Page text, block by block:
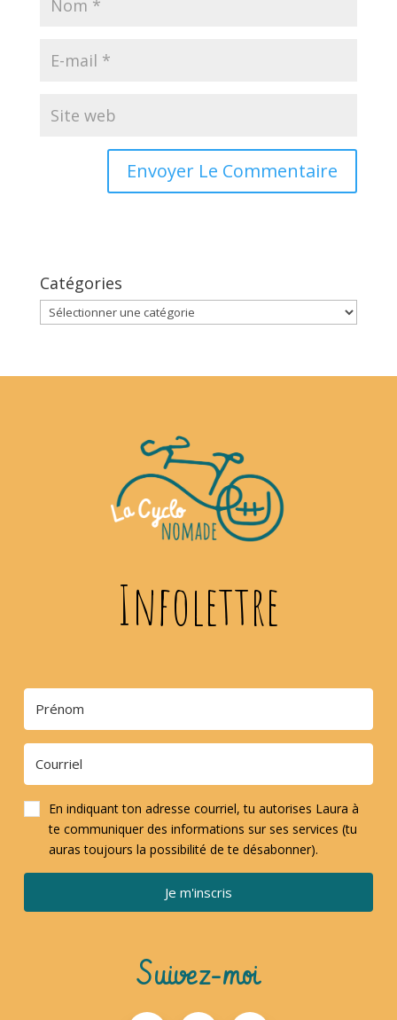
Catégories
Catégories
Infolettre
En indiquant ton adresse courriel, tu autorises Laura à
te communiquer des informations sur ses services (tu
auras toujours la possibilité de te désabonner).
Je m'inscris
Suivez-moi